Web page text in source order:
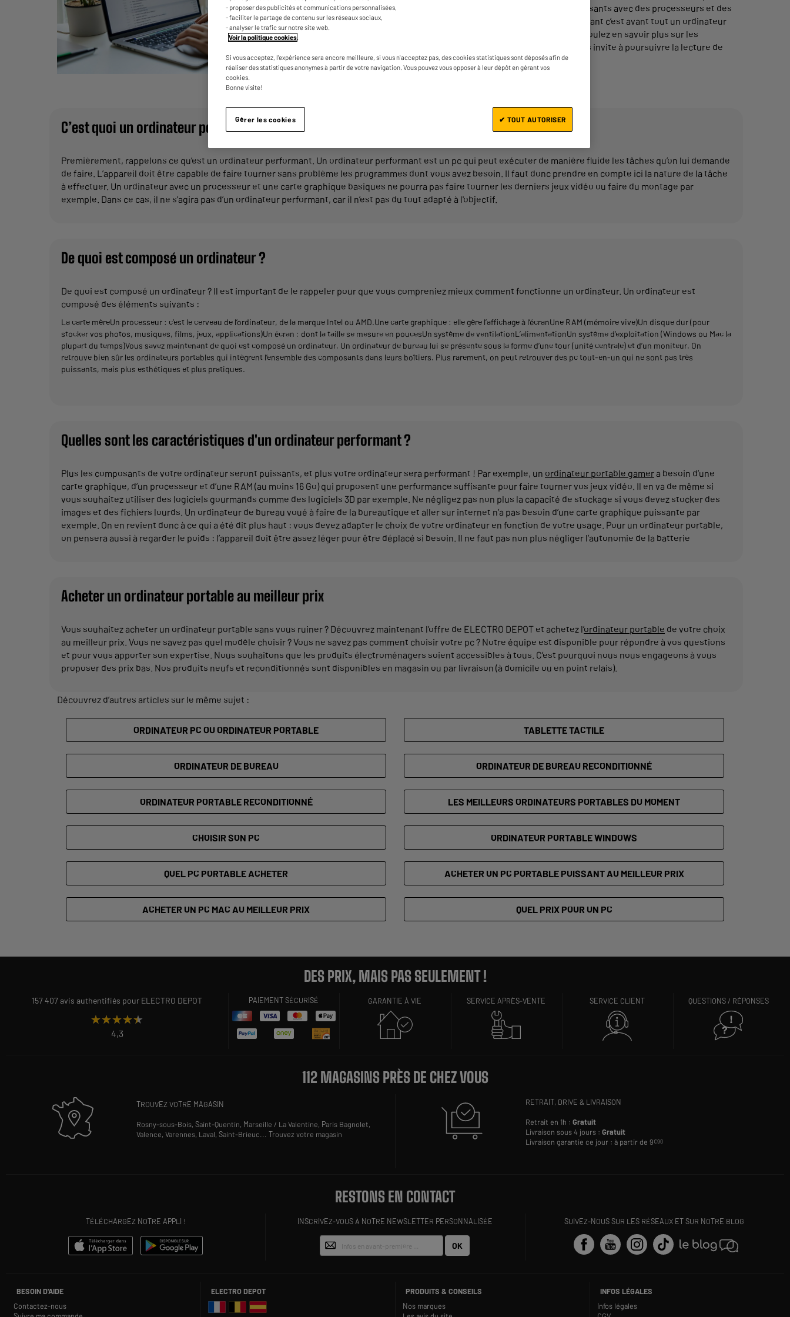
pour faire des tâches simples. Ou des ordinateurs très puissants avec des processeurs et des
cartes graphiques très performants. Un ordinateur performant c’est avant tout un ordinateur
qui est adapté à la tâche qu’on lui demande de faire ! Vous voulez en savoir plus sur les
caractéristiques d’un ordinateur performant ? Alors on vous invite à poursuivre la lecture de
cet article.
C’est quoi un ordinateur performant ?
Premièrement, rappelons ce qu’est un ordinateur performant. Un ordinateur performant est un pc qui peut exécuter de manière fluide les tâches qu’on lui demande
de faire. L’appareil doit être capable de faire tourner sans problème les programmes dont vous avez besoin. Il faut donc prendre en compte ici la nature de la tâche
à effectuer. Un ordinateur avec un processeur et une carte graphique basiques ne pourra pas faire tourner les derniers jeux vidéo ou faire du montage par
exemple. Dans ce cas, il ne s’agira pas d’un ordinateur performant, car il n’est pas du tout adapté à l'objectif.
De quoi est composé un ordinateur ?
De quoi est composé un ordinateur ? Il est important de le rappeler pour que vous compreniez mieux comment fonctionne un ordinateur. Un ordinateur est
composé des éléments suivants :
La carte mèreUn processeur : c’est le cerveau de l’ordinateur, de la marque Intel ou AMD.Une carte graphique : elle gère l’affichage à l’écranUne RAM (mémoire vive)Un disque dur (pour
stocker vos photos, musiques, films, jeux, applications)Un écran : dont la taille se mesure en poucesUn système de ventilationL’alimentationUn système d’exploitation (Windows ou Mac la
plupart du temps)Vous savez maintenant de quoi est composé un ordinateur. Un ordinateur de bureau lui se présente sous la forme d’une tour (unité centrale) et d’un moniteur. On
retrouve bien sûr les ordinateurs portables qui intègrent l’ensemble des composants dans leurs boîtiers. Plus rarement, on peut retrouver des pc tout-en-un qui ne sont pas très
puissants, mais plus esthétiques et plus pratiques.
Quelles sont les caractéristiques d'un ordinateur performant ?
Plus les composants de votre ordinateur seront puissants, et plus votre ordinateur sera performant ! Par exemple, un ordinateur portable gamer a besoin d’une
carte graphique, d’un processeur et d’une RAM (au moins 16 Go) qui proposent une performance suffisante pour faire tourner vos jeux vidéo. Il en va de même si
vous souhaitez utiliser des logiciels gourmands comme des logiciels 3D par exemple. Ne négligez pas non plus la capacité de stockage si vous devez stocker des
images et des fichiers lourds. Un ordinateur de bureau voué à faire de la bureautique et aller sur internet n’a pas besoin d’une carte graphique puissante par
exemple. On en revient donc à ce qui a été dit plus haut : vous devez adapter le choix de votre ordinateur en fonction de votre usage. Pour un ordinateur portable,
on pensera aussi à regarder le poids : l’appareil doit être assez léger pour être déplacé si besoin. Il ne faut pas non plus négliger l’autonomie de la batterie
Acheter un ordinateur portable au meilleur prix
Vous souhaitez acheter un ordinateur portable sans vous ruiner ? Découvrez maintenant l’offre de ELECTRO DEPOT et achetez l’ordinateur portable de votre choix
au meilleur prix. Vous ne savez pas quel modèle choisir ? Vous ne savez pas comment choisir votre pc ? Notre équipe est disponible pour répondre à vos questions
et pour vous apporter son expertise. Nous souhaitons que les produits électroménagers soient accessibles à tous. C’est pourquoi nous nous engageons à vous
proposer des prix bas. Nos produits neufs et reconditionnés sont disponibles en magasin ou par livraison (à domicile ou en point relais).
Découvrez d’autres articles sur le même sujet :
ORDINATEUR PC OU ORDINATEUR PORTABLE TABLETTE TACTILE
ORDINATEUR DE BUREAU ORDINATEUR DE BUREAU RECONDITIONNÉ
ORDINATEUR PORTABLE RECONDITIONNÉ LES MEILLEURS ORDINATEURS PORTABLES DU MOMENT
CHOISIR SON PC ORDINATEUR PORTABLE WINDOWS
QUEL PC PORTABLE ACHETER ACHETER UN PC PORTABLE PUISSANT AU MEILLEUR PRIX
ACHETER UN PC MAC AU MEILLEUR PRIX QUEL PRIX POUR UN PC
DES PRIX, MAIS PAS SEULEMENT !
157 407 avis authentifiés pour ELECTRO DEPOT
★★★★★
★★★★★
4,3
PAIEMENT SÉCURISÉ GARANTIE À VIE SERVICE APRÈS-VENTE SERVICE CLIENT QUESTIONS / RÉPONSES
112 MAGASINS PRÈS DE CHEZ VOUS
TROUVEZ VOTRE MAGASIN
Rosny-sous-Bois,Saint-Quentin, Marseille / La Valentine, Paris Bagnolet,
Valence,Varennes, Laval,Saint-Brieuc...Trouvez votre magasin
RETRAIT, DRIVE & LIVRAISON
Retrait en 1h :Gratuit
Livraison sous 4 jours :Gratuit
Livraison garantie ce jour : à partir de 9€90
RESTONS EN CONTACT
TÉLÉCHARGEZ NOTRE APPLI ! INSCRIVEZ-VOUS À NOTRE NEWSLETTER PERSONNALISÉE
OK
SUIVEZ-NOUS SUR LES RÉSEAUX ET SUR NOTRE BLOG
BESOIN D'AIDE
Contactez-nous
ELECTRO DEPOT
PRODUITS & CONSEILS
Nos marques
INFOS LÉGALES
Infos légales
- proposer des publicités et communications personnalisées,
- faciliter le partage de contenu sur les réseaux sociaux,
- analyser le trafic sur notre site web.
Voir la politique cookies
Si vous acceptez, l'expérience sera encore meilleure, si vous n'acceptez pas, des cookies statistiques sont déposés afin de
réaliser des statistiques anonymes à partir de votre navigation. Vous pouvez vous opposer à leur dépôt en gérant vos
cookies.
Bonne visite!
Gérer les cookies ✔ TOUT AUTORISER